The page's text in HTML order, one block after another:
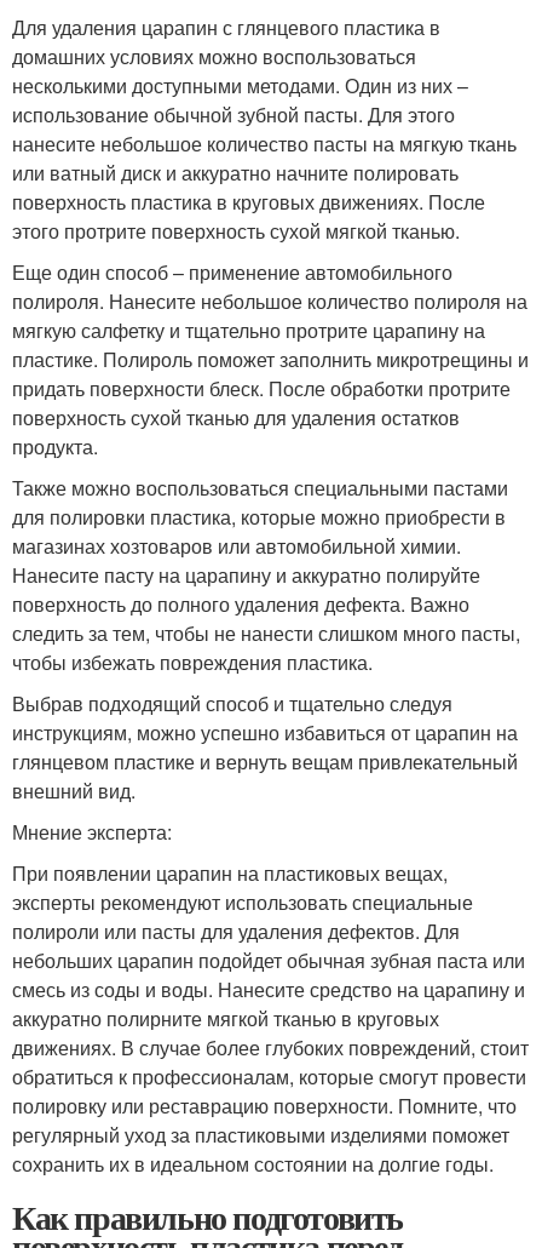
Для удаления царапин с глянцевого пластика в
домашних условиях можно воспользоваться
несколькими доступными методами. Один из них –
использование обычной зубной пасты. Для этого
нанесите небольшое количество пасты на мягкую ткань
или ватный диск и аккуратно начните полировать
поверхность пластика в круговых движениях. После
этого протрите поверхность сухой мягкой тканью.
Еще один способ – применение автомобильного
полироля. Нанесите небольшое количество полироля на
мягкую салфетку и тщательно протрите царапину на
пластике. Полироль поможет заполнить микротрещины и
придать поверхности блеск. После обработки протрите
поверхность сухой тканью для удаления остатков
продукта.
Также можно воспользоваться специальными пастами
для полировки пластика, которые можно приобрести в
магазинах хозтоваров или автомобильной химии.
Нанесите пасту на царапину и аккуратно полируйте
поверхность до полного удаления дефекта. Важно
следить за тем, чтобы не нанести слишком много пасты,
чтобы избежать повреждения пластика.
Выбрав подходящий способ и тщательно следуя
инструкциям, можно успешно избавиться от царапин на
глянцевом пластике и вернуть вещам привлекательный
внешний вид.
Мнение эксперта:
При появлении царапин на пластиковых вещах,
эксперты рекомендуют использовать специальные
полироли или пасты для удаления дефектов. Для
небольших царапин подойдет обычная зубная паста или
смесь из соды и воды. Нанесите средство на царапину и
аккуратно полирните мягкой тканью в круговых
движениях. В случае более глубоких повреждений, стоит
обратиться к профессионалам, которые смогут провести
полировку или реставрацию поверхности. Помните, что
регулярный уход за пластиковыми изделиями поможет
сохранить их в идеальном состоянии на долгие годы.
Как правильно подготовить